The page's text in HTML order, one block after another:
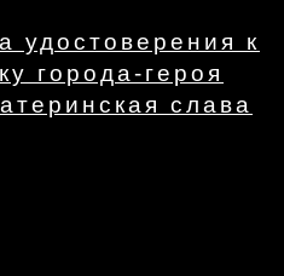
удостоверения к
города-героя
слава